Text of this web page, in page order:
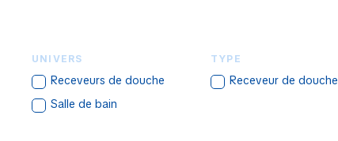
UNIVERS
Receveurs de douche
Salle de bain
TYPE
Receveur de douche